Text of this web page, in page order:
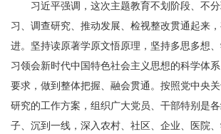
习近平强调，这次主题教育不划阶段、不分
习、调查研究、推动发展、检视整改贯通起来
进。坚持读原著学原文悟原理，坚持多思多想
习领会新时代中国特色社会主义思想的科学体
要求，做到整体把握、融会贯通。按照党中央
研究的工作方案，组织广大党员、干部特别是
子、沉到一线，深入农村、社区、企业、医院